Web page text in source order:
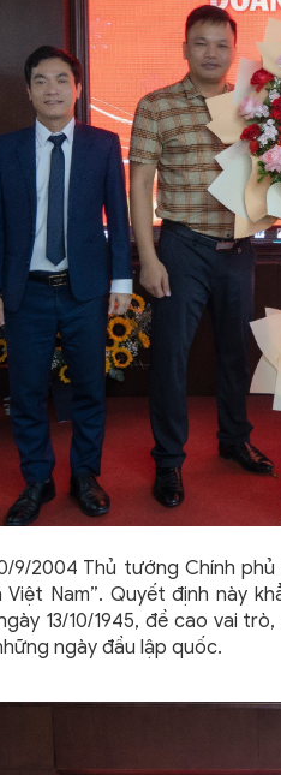
9/2004 Thủ tướng Chính
Việt Nam”. Quyết định này
13/10/1945, đề cao vai
ngày đầu lập quốc.